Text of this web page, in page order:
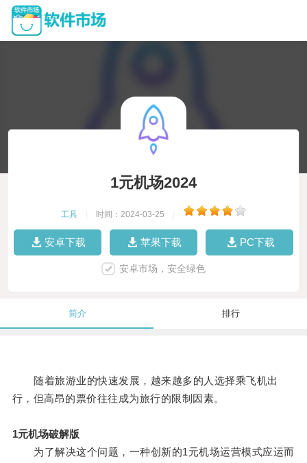
1元机场2024
工具 时间：2024-03-25
安卓下载 苹果下载 PC下载
安卓市场，安全绿色
简介 排行
随着旅游业的快速发展，越来越多的人选择乘飞机出
行，但高昂的票价往往成为旅行的限制因素。
1元机场破解版
为了解决这个问题，一种创新的1元机场运营模式应运而